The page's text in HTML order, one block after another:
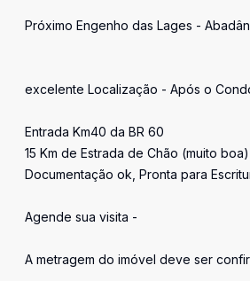
Próximo Engenho das Lages -
excelente Localização - Após o
Entrada Km40 da BR 60
15 Km de Estrada de Chão (muito boa)
Documentação ok, Pronta para
Agende sua visita -
A metragem do imóvel deve ser